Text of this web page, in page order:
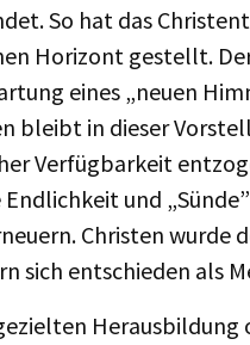
So hat das
Horizont gestellt.
eines „neuen
bleibt in dieser
Verfügbarkeit
und
Christen wurde
sich entschieden als
Herausbildung